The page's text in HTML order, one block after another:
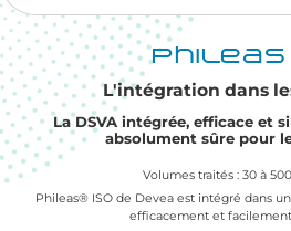
Phileas®
L'intégration dans
La DSVA intégrée, efficace et
absolument sûre pour
Volumes traités : 30 à
Phileas® ISO de Devea est intégré dans
efficacement et facilement